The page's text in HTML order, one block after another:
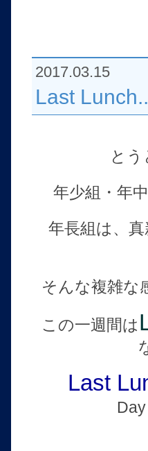
2017.03.15
Last
と
年少組・年
年長組は、
そんな複雑な
この一週間は
Last